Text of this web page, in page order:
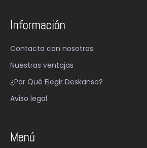
Información
Contacta con nosotros
Nuestras ventajas
¿Por Qué Elegir Deskanso?
Aviso legal
Menú